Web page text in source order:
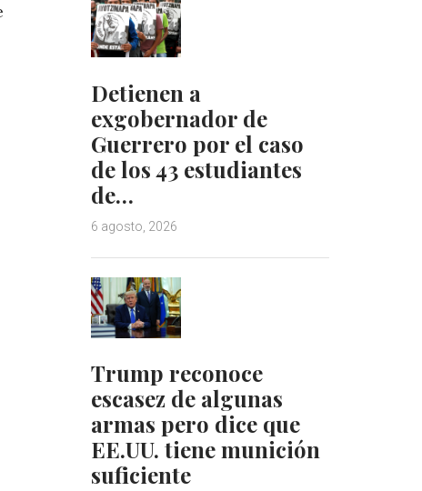
Detienen a
exgobernador de
Guerrero por el caso
de los 43 estudiantes
de…
6 agosto, 2026
Trump reconoce
escasez de algunas
armas pero dice que
EE.UU. tiene munición
suficiente